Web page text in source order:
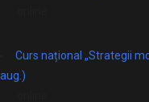
Curs național „Strategii
aug.)